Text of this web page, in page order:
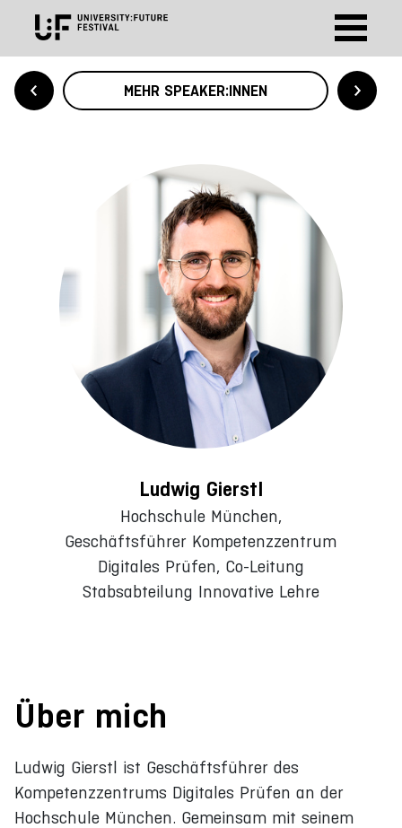
MEHR SPEAKER:INNEN
Ludwig Gierstl
Hochschule München,
Geschäftsführer Kompetenzzentrum
Digitales Prüfen, Co-Leitung
Stabsabteilung Innovative Lehre
Über mich
Ludwig Gierstl ist Geschäftsführer des
Kompetenzzentrums Digitales Prüfen an der
Hochschule München. Gemeinsam mit seinem